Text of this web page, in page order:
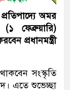
অমর
ফেব্রুয়ারি)
প্রধানমন্ত্রী
সংস্কৃতি
এতে শুভেচ্ছা